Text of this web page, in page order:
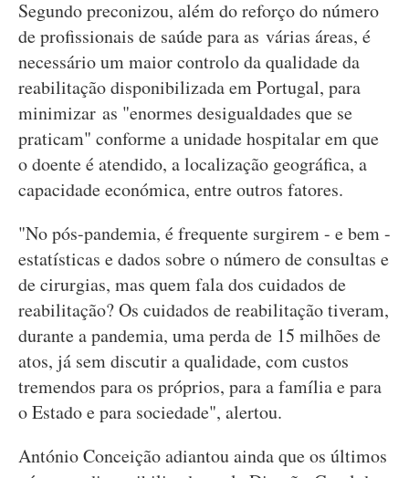
Segundo preconizou, além do reforço do número
de profissionais de saúde para as várias áreas, é
necessário um maior controlo da qualidade da
reabilitação disponibilizada em Portugal, para
minimizar as "enormes desigualdades que se
praticam" conforme a unidade hospitalar em que
o doente é atendido, a localização geográfica, a
capacidade económica, entre outros fatores.
"No pós-pandemia, é frequente surgirem - e bem -
estatísticas e dados sobre o número de consultas e
de cirurgias, mas quem fala dos cuidados de
reabilitação? Os cuidados de reabilitação tiveram,
durante a pandemia, uma perda de 15 milhões de
atos, já sem discutir a qualidade, com custos
tremendos para os próprios, para a família e para
o Estado e para sociedade", alertou.
António Conceição adiantou ainda que os últimos